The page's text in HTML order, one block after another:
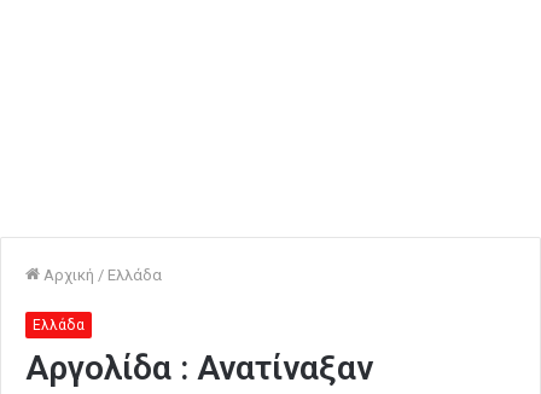
Αρχική / Ελλάδα
Ελλάδα
Αργολίδα : Ανατίναξαν